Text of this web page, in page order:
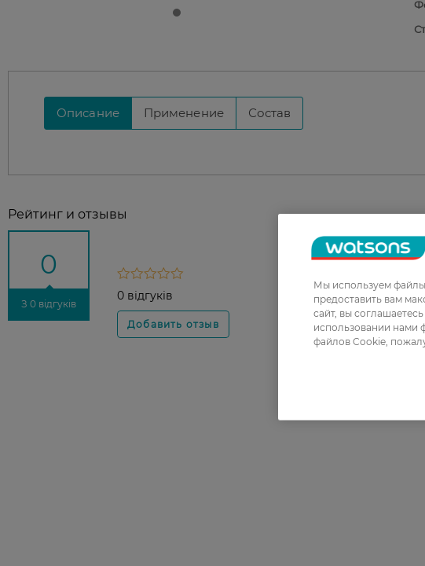
Описание Применение Состав
Рейтинг и отзывы
0
З 0 відгуків
0 відгуків
Мы используем файлы
предоставить вам
сайт, вы
использовании нами
файлов Cookie,